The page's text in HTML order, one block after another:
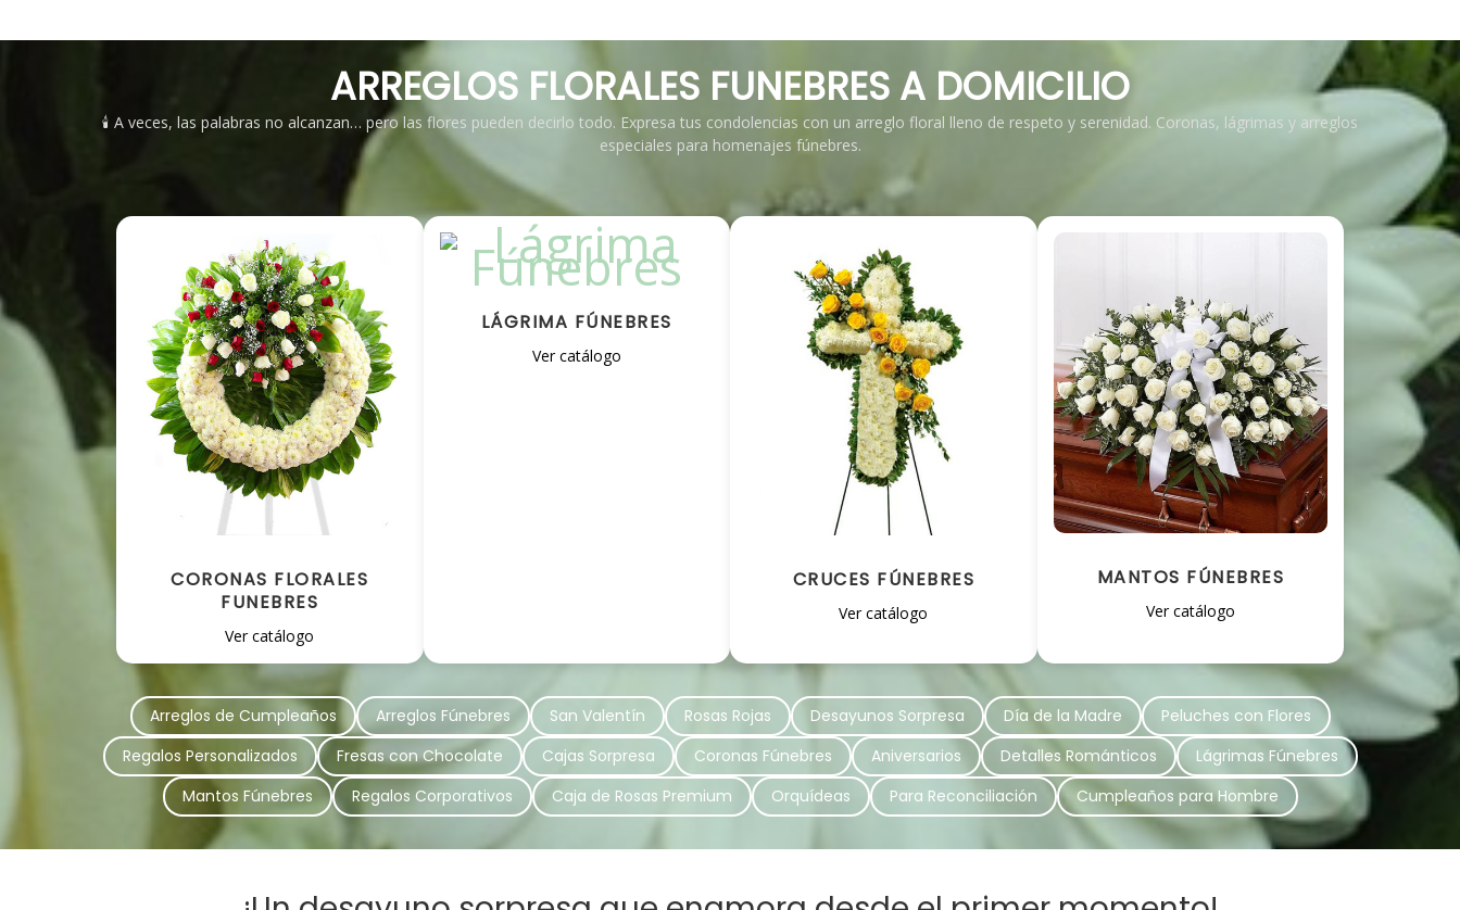
ARREGLOS FLORALES FUNEBRES A DOMICILIO
🕯️ A veces, las palabras no alcanzan… pero las flores pueden decirlo todo. Expresa tus condolencias con un arreglo floral lleno de respeto y serenidad. Coronas, lágrimas y arreglos
especiales para homenajes fúnebres.
CORONAS FLORALES
FUNEBRES
Ver catálogo
LÁGRIMA FÚNEBRES
Ver catálogo
CRUCES FÚNEBRES
Ver catálogo
MANTOS FÚNEBRES
Ver catálogo
Arreglos de Cumpleaños Arreglos Fúnebres San Valentín Rosas Rojas Desayunos Sorpresa Día de la Madre
Peluches con Flores
Regalos Personalizados
Fresas con Chocolate Cajas Sorpresa Coronas Fúnebres Aniversarios Detalles Románticos
Lágrimas Fúnebres
Mantos Fúnebres
Regalos Corporativos Caja de Rosas Premium Orquídeas Para Reconciliación Cumpleaños para Hombre